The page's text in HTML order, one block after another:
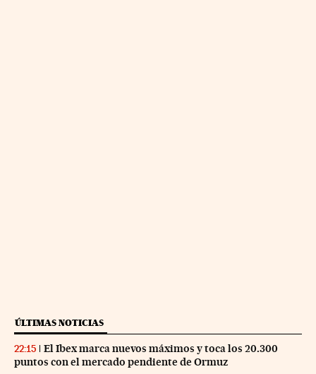
ÚLTIMAS NOTICIAS
22:15
El Ibex marca nuevos máximos y toca los 20.300
puntos con el mercado pendiente de Ormuz